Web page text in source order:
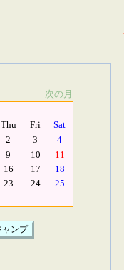
次の月
Thu Fri
Sat
2 3
4
9 10
11
16 17
18
23 24
25